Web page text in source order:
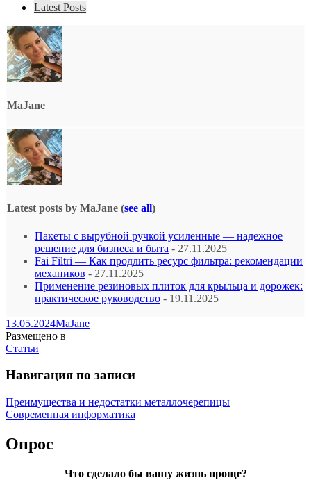
Latest Posts
MaJane
Latest posts by MaJane (see all)
Пакеты с вырубной ручкой усиленные — надежное
решение для бизнеса и быта - 27.11.2025
Fai Filtri — Как продлить ресурс фильтра: рекомендации
механиков - 27.11.2025
Применение резиновых плиток для крыльца и дорожек:
практическое руководство - 19.11.2025
13.05.2024MaJane
Размещено в
Статьи
Навигация по записи
Преимущества и недостатки металлочерепицы
Современная информатика
Опрос
Что сделало бы вашу жизнь проще?